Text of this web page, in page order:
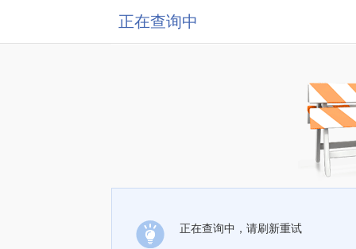
正在查询中
正在查询中，请刷新重试